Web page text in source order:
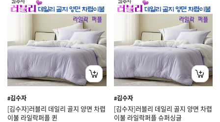
#김수자
[김수자]러블리 데일리 골지 양면 차렵
이불 라일락퍼플 퀸
#김수자
[김수자]러블리 데일리 골지 양면 차렵
이불 라일락퍼플 슈퍼싱글